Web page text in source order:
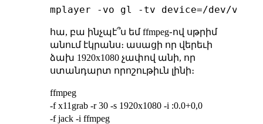
հա, բա ինչպէ՞ս եմ ffmpeg֊ով սթրիմ
անում էկրանս։ ասացի որ վերեւի
ձախ 1920x1080 չափով անի, որ
ստանդարտ որոշութիւն լինի։
ffmpeg
-f x11grab -r 30 -s 1920x1080 -i :0.0+0,0
-f jack -i ffmpeg